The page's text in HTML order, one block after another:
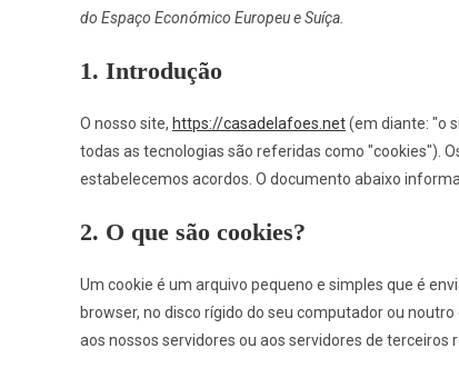
do Espaço Económico Europeu e Suíça.
1. Introdução
O nosso site, https://casadelafoes.net(em diante: "o
todas as tecnologias são referidas como "cookies").
estabelecemos acordos. O documento abaixo
2. O que são cookies?
Um cookie é um arquivo pequeno e simples que é
browser, no disco rígido do seu computador ou
aos nossos servidores ou aos servidores de